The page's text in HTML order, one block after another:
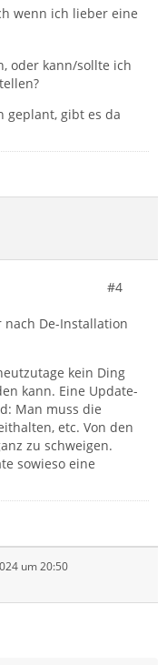
wenn ich lieber eine
oder kann/sollte ich
geplant, gibt es da
#4
De-Installation
kein Ding
kann. Eine Update-
Man muss die
etc. Von den
zu schweigen.
sowieso eine
um 20:50